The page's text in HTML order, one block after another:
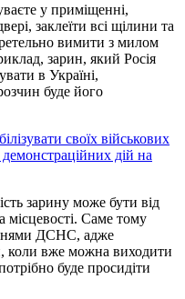
у приміщенні,
заклеїти всі щілини та
вимити з милом
зарин, який Росія
в Україні,
буде його
своїх військових
дій на
зарину може бути від
місцевості. Саме тому
ДСНС, адже
коли вже можна виходити
буде просидіти